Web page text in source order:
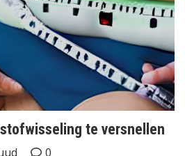
te versnellen
0